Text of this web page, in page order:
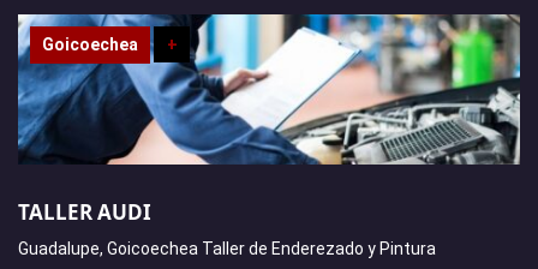
Goicoechea +
TALLER AUDI
Guadalupe, Goicoechea Taller de Enderezado y Pintura